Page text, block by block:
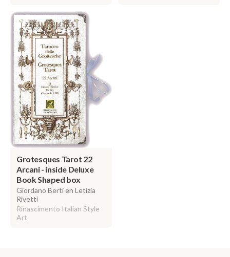
Grotesques Tarot 22
Arcani - inside Deluxe
Book Shaped box
Giordano Berti en Letizia
Rivetti
Rinascimento Italian Style
Art